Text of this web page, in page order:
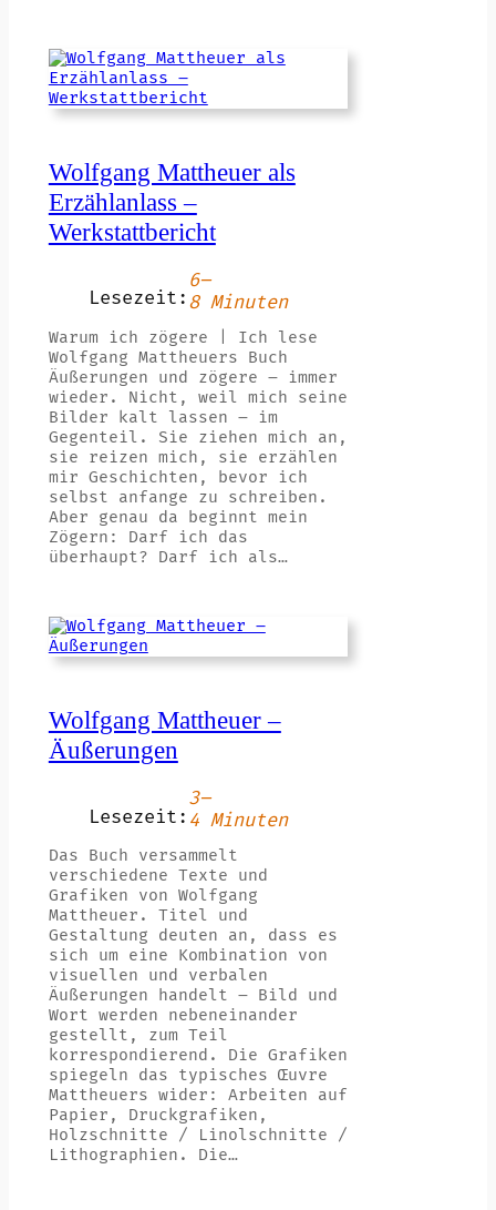
Wolfgang Mattheuer als
Erzählanlass –
Werkstattbericht
Lesezeit:
6–
8 Minuten
Warum ich zögere | Ich lese
Wolfgang Mattheuers Buch
Äußerungen und zögere – immer
wieder. Nicht, weil mich seine
Bilder kalt lassen – im
Gegenteil. Sie ziehen mich an,
sie reizen mich, sie erzählen
mir Geschichten, bevor ich
selbst anfange zu schreiben.
Aber genau da beginnt mein
Zögern: Darf ich das
überhaupt? Darf ich als…
Wolfgang Mattheuer –
Äußerungen
Lesezeit:
3–
4 Minuten
Das Buch versammelt
verschiedene Texte und
Grafiken von Wolfgang
Mattheuer. Titel und
Gestaltung deuten an, dass es
sich um eine Kombination von
visuellen und verbalen
Äußerungen handelt – Bild und
Wort werden nebeneinander
gestellt, zum Teil
korrespondierend. Die Grafiken
spiegeln das typisches Œuvre
Mattheuers wider: Arbeiten auf
Papier, Druckgrafiken,
Holzschnitte / Linolschnitte /
Lithographien. Die…